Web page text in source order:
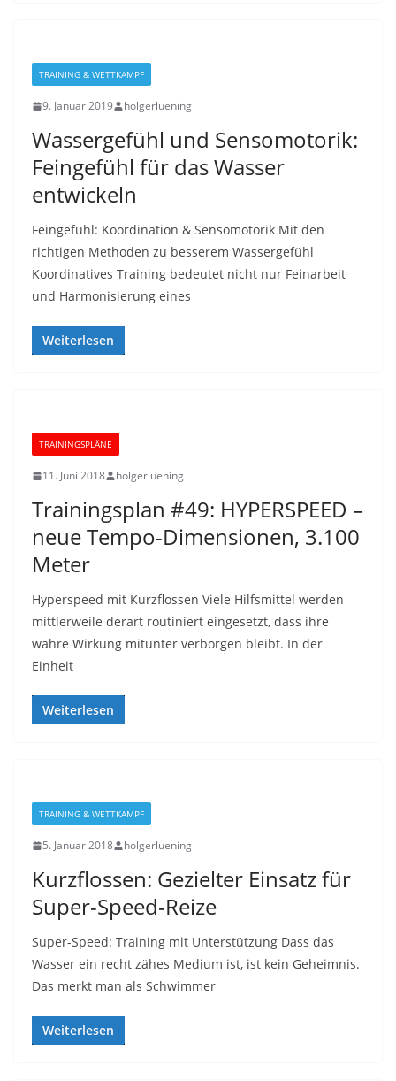
TRAINING & WETTKAMPF
9. Januar 2019 holgerluening
Wassergefühl und Sensomotorik:
Feingefühl für das Wasser
entwickeln
Feingefühl: Koordination & Sensomotorik Mit den
richtigen Methoden zu besserem Wassergefühl
Koordinatives Training bedeutet nicht nur Feinarbeit
und Harmonisierung eines
Weiterlesen
TRAININGSPLÄNE
11. Juni 2018 holgerluening
Trainingsplan #49: HYPERSPEED –
neue Tempo-Dimensionen, 3.100
Meter
Hyperspeed mit Kurzflossen Viele Hilfsmittel werden
mittlerweile derart routiniert eingesetzt, dass ihre
wahre Wirkung mitunter verborgen bleibt. In der
Einheit
Weiterlesen
TRAINING & WETTKAMPF
5. Januar 2018 holgerluening
Kurzflossen: Gezielter Einsatz für
Super-Speed-Reize
Super-Speed: Training mit Unterstützung Dass das
Wasser ein recht zähes Medium ist, ist kein Geheimnis.
Das merkt man als Schwimmer
Weiterlesen